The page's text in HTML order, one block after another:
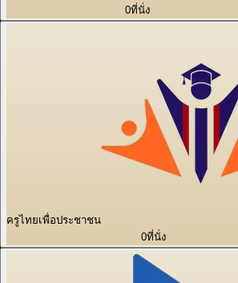
0ที่นั่ง
ครูไทยเพื่อประชาชน
0ที่นั่ง